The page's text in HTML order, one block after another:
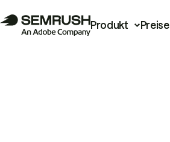
Produkt Preise